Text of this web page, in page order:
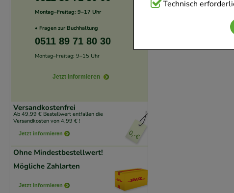
Technisch Notwendig:
Website notwendig
verzichtet werden kann.
Technisch
Montag–Freitag: 9–17 Uhr
• Fragen zur Buchhaltung
0511 89 71 80 30
Montag–Freitag: 9–15 Uhr
Jetzt informieren
Versandkostenfrei
Ab 49,99 € Bestellwert entfallen die
Versandkosten von 4,99 € !
Jetzt informieren
Ohne Mindestbestellwert!
Mögliche Zahlarten
Jetzt informieren